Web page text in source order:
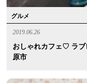
グルメ
2019.06.26
おしゃれカフェ♡ ラブ
原市